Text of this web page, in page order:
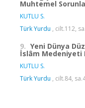
Muhtemel
KUTLU S.
Türk Yurdu , cilt.112,
9. Yeni Dünya
İslâm Medeniyeti
KUTLU S.
Türk Yurdu , cilt.84,